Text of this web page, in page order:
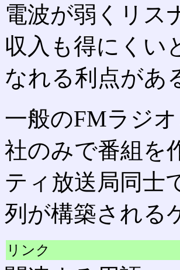
電波が弱くリス
収入も得にくい
なれる利点があ
一般のFMラジ
社のみで番組を
ティ放送局同士
列が構築される
リンク